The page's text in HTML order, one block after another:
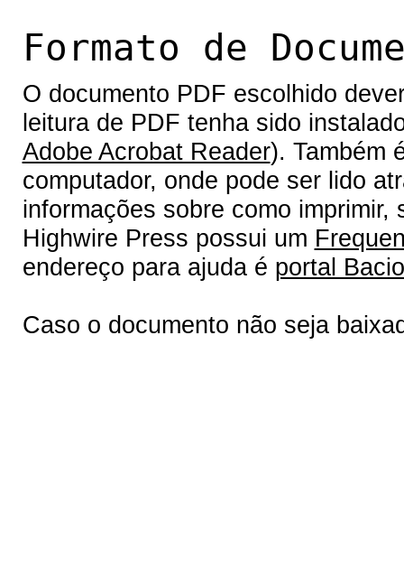
Formato de
O documento PDF escolhido
leitura de PDF tenha sido
Adobe Acrobat Reader). Também
computador, onde pode ser lido
informações sobre como
Highwire Press possui um
endereço para ajuda é portal
Caso o documento não seja